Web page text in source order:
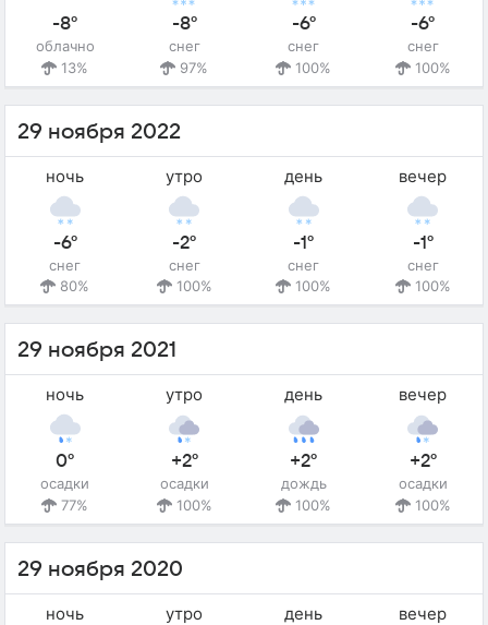
-8°
облачно
13%
-8°
снег
97%
-6°
снег
100%
-6°
снег
100%
29 ноября 2022
ночь
-6°
снег
80%
утро
-2°
снег
100%
день
-1°
снег
100%
вечер
-1°
снег
100%
29 ноября 2021
ночь
0°
осадки
77%
утро
+2°
осадки
100%
день
+2°
дождь
100%
вечер
+2°
осадки
100%
29 ноября 2020
ночь утро день вечер